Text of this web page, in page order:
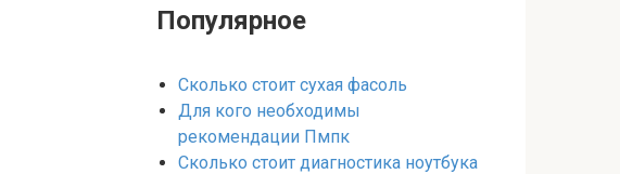
Популярное
Сколько стоит сухая фасоль
Для кого необходимы
рекомендации Пмпк
Сколько стоит диагностика ноутбука